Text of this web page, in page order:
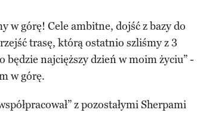
w górę! Cele ambitne, dojść z bazy do
trasę, którą ostatnio szliśmy z 3
najcięższy dzień w moim życiu” -
w górę.
z pozostałymi Sherpami